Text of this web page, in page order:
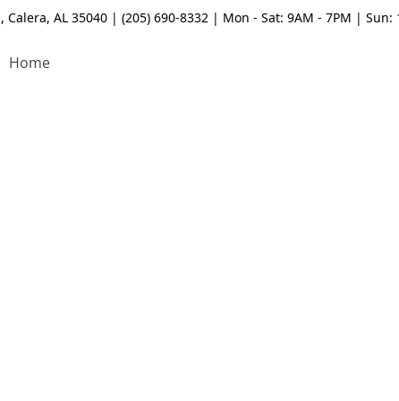
Calera, AL 35040 | (205) 690-8332 | Mon - Sat: 9AM - 7PM | Sun:
Home